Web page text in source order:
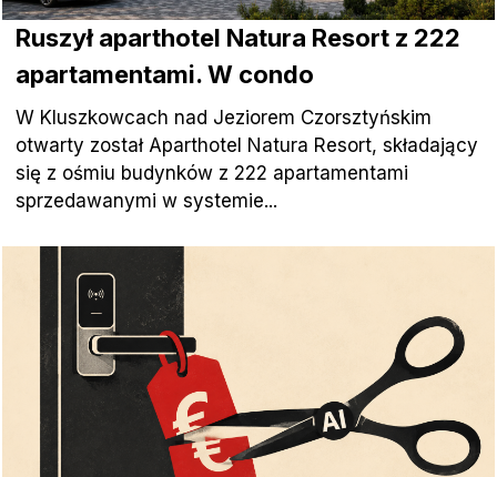
Ruszył aparthotel Natura Resort z 222
apartamentami. W condo
W Kluszkowcach nad Jeziorem Czorsztyńskim
otwarty został Aparthotel Natura Resort, składający
się z ośmiu budynków z 222 apartamentami
sprzedawanymi w systemie...